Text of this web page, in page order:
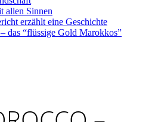
allen Sinnen
erzählt eine Geschichte
das “flüssige Gold Marokkos”